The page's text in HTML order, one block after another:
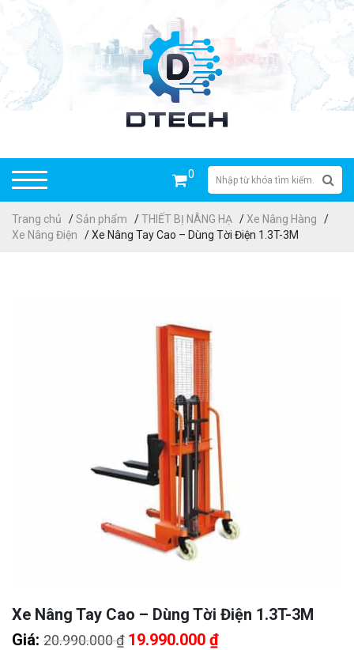
0
Trang chủ /Sản phẩm /THIẾT BỊ NÂNG HẠ /Xe Nâng Hàng
/
Xe Nâng Điện
/ Xe Nâng Tay Cao – Dùng Tời Điện 1.3T-3M
Xe Nâng Tay Cao – Dùng Tời Điện 1.3T-3M
Giá: 20.990.000₫ Giá
19.990.000 ₫Giá